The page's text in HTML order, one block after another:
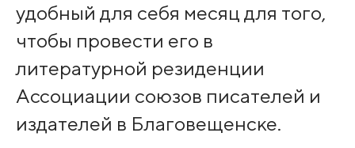
удобный для себя месяц для того,
чтобы провести его в
литературной резиденции
Ассоциации союзов писателей и
издателей в Благовещенске.